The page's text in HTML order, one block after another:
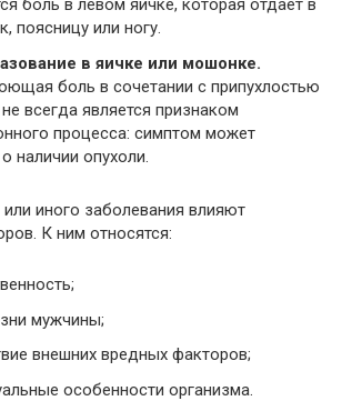
боль в левом яичке, которая отдает в
поясницу или ногу.
в яичке или мошонке.
боль в сочетании с припухлостью
всегда является признаком
процесса: симптом может
наличии опухоли.
или иного заболевания влияют
К ним относятся:
мужчины;
внешних вредных факторов;
особенности организма.